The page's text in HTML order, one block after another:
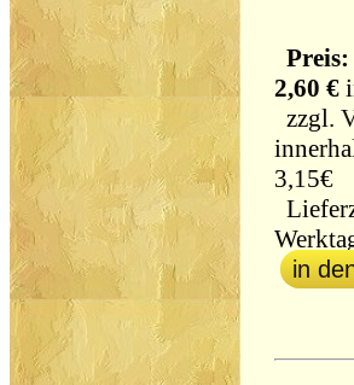
Preis:
2,60 €
zzgl.
3,15€
in